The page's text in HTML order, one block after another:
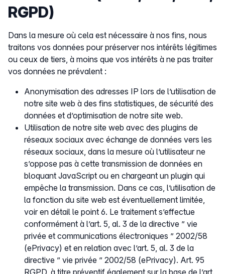
RGPD)
Dans la mesure où cela est nécessaire à nos fins, nous
traitons vos données pour préserver nos intérêts légitimes
ou ceux de tiers, à moins que vos intérêts à ne pas traiter
vos données ne prévalent :
Anonymisation des adresses IP lors de l’utilisation de
notre site web à des fins statistiques, de sécurité des
données et d’optimisation de notre site web.
Utilisation de notre site web avec des plugins de
réseaux sociaux avec échange de données vers les
réseaux sociaux, dans la mesure où l’utilisateur ne
s’oppose pas à cette transmission de données en
bloquant JavaScript ou en chargeant un plugin qui
empêche la transmission. Dans ce cas, l’utilisation de
la fonction du site web est éventuellement limitée,
voir en détail le point 6. Le traitement s’effectue
conformément à l’art. 5, al. 3 de la directive ” vie
privée et communications électroniques ” 2002/58
(ePrivacy) et en relation avec l’art. 5, al. 3 de la
directive ” vie privée ” 2002/58 (ePrivacy). Art. 95
RGPD, à titre préventif également sur la base de l’art.